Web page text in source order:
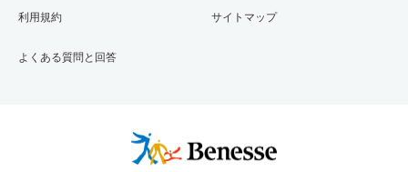
利用規約
よくある質問と回答
サイトマップ